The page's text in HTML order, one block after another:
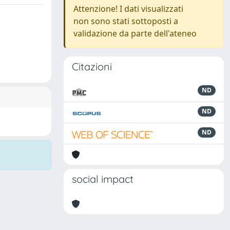
Attenzione! I dati visualizzati
non sono stati sottoposti a
validazione da parte dell'ateneo
Citazioni
ND
ND
ND
social impact